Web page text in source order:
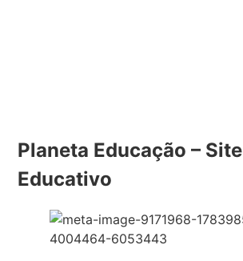
Planeta Educação – Site
Educativo